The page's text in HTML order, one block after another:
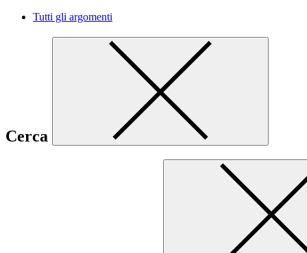
Tutti gli argomenti
Cerca